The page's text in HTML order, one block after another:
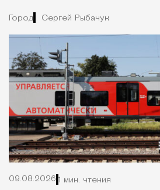
Город Сергей Рыбачук
09.08.2026 1 мин. чтения